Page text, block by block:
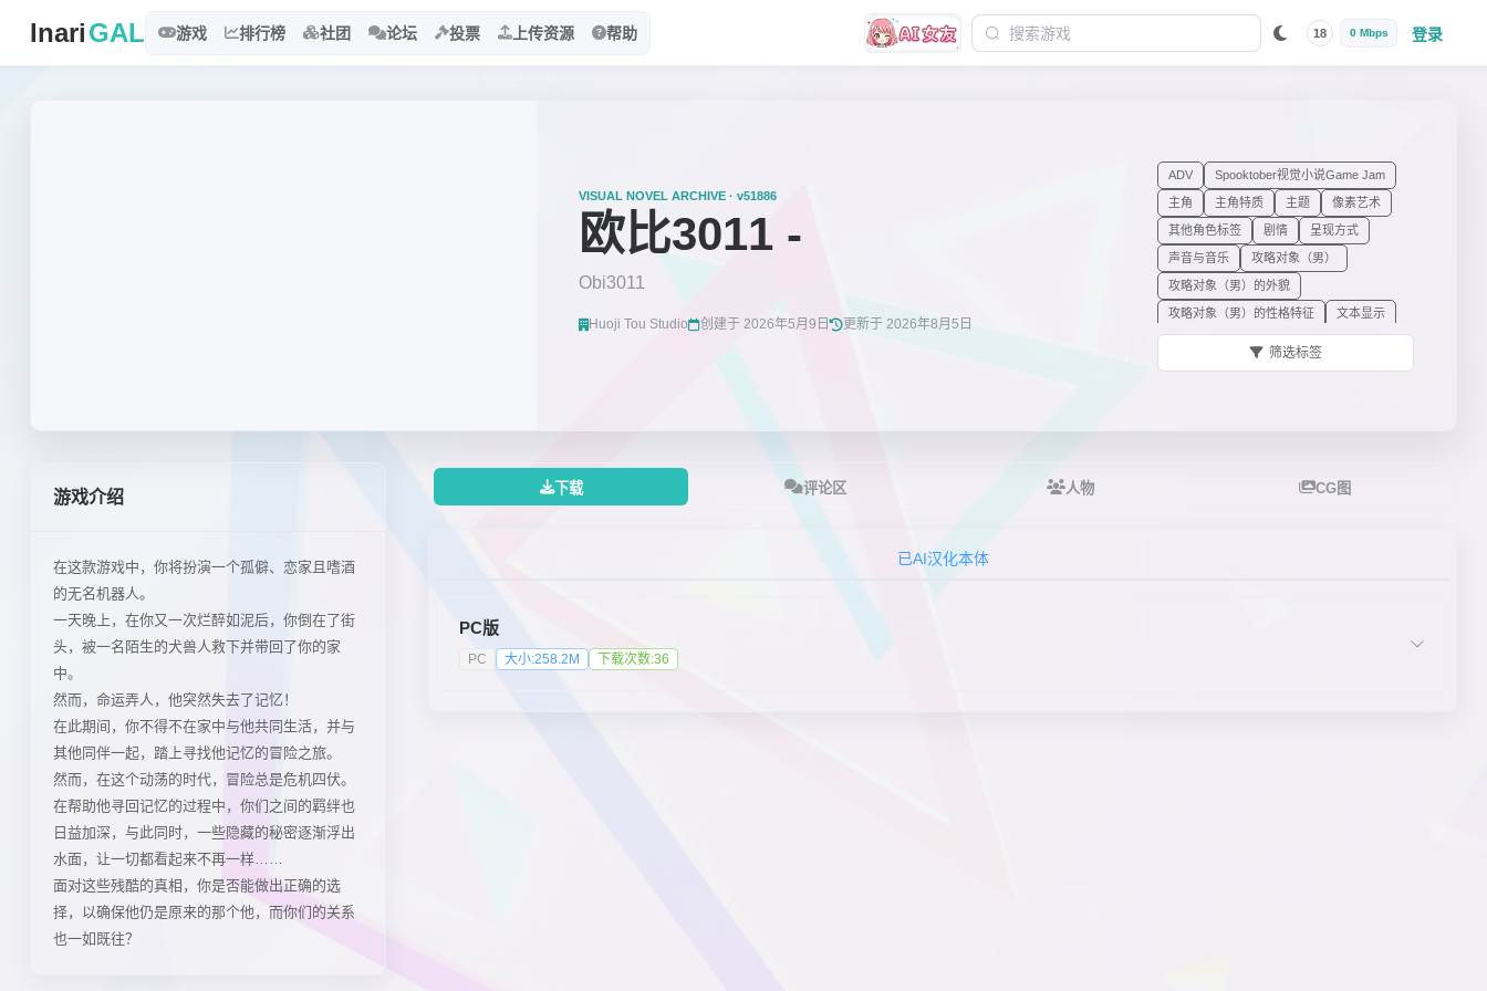
InariGAL 游戏 排行榜 社团 论坛 投票 上传资源 帮助 18 0 Mbps 登录
VISUAL NOVEL ARCHIVE · v51886
欧比3011 -
Obi3011
Huoji Tou Studio 创建于 2026年5月9日 更新于 2026年8月5日
ADV Spooktober视觉小说Game Jam
主角 主角特质 主题 像素艺术
其他角色标签 剧情 呈现方式
声音与音乐 攻略对象（男）
攻略对象（男）的外貌
攻略对象（男）的性格特征 文本显示
角色 非原日语视觉小说的日语配音
筛选标签
游戏介绍
在这款游戏中，你将扮演一个孤僻、恋家且嗜酒
的无名机器人。
一天晚上，在你又一次烂醉如泥后，你倒在了街
头，被一名陌生的犬兽人救下并带回了你的家
中。
然而，命运弄人，他突然失去了记忆！
在此期间，你不得不在家中与他共同生活，并与
其他同伴一起，踏上寻找他记忆的冒险之旅。
然而，在这个动荡的时代，冒险总是危机四伏。
在帮助他寻回记忆的过程中，你们之间的羁绊也
日益加深，与此同时，一些隐藏的秘密逐渐浮出
水面，让一切都看起来不再一样……
面对这些残酷的真相，你是否能做出正确的选
择，以确保他仍是原来的那个他，而你们的关系
也一如既往？
下载 评论区 人物 CG图
PC版
PC 大小:258.2M 下载次数:36
已AI汉化本体